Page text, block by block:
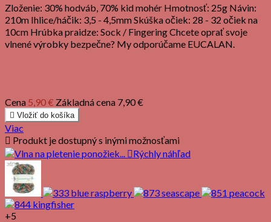
Zloženie: 30% hodváb, 70% kid mohér Hmotnosť: 25g Návin:
210m Ihlice/háčik: 3,5 - 4,5mm Skúška očiek: 28 - 32 očiek na
10cm Hrúbka praidze: Sock / Fingering Chcete oprať svoje
vlnené výrobky bezpečne? My odporúčame EUCALAN.
Cena 5,90 € Základná cena 7,90 €
 Vložiť do košíka
Viac
 Produkt je dostupný s inými možnosťami
Rýchly náhľad
+5